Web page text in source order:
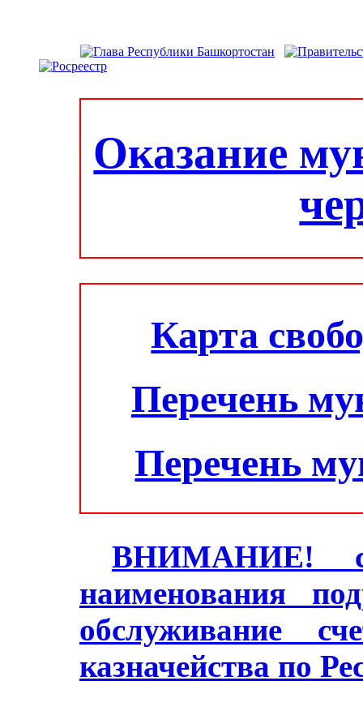
Оказание
Карта
Перечень
Перечень
ВНИМАНИЕ! с
наименования
обслуживание
казначейства по